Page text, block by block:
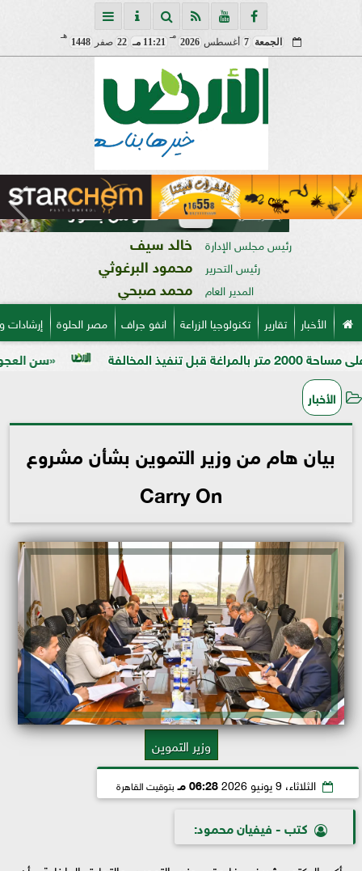
الجمعة 7 أغسطس 2026
مـ
11:21 مـ 22 صفر 1448
هـ
رئيس مجلس الإدارة خالد سيف
رئيس التحرير محمود البرغوثي
المدير العام محمد صبحي
الأخبار تقارير تكنولوجيا الزراعة انفو جراف مصر الحلوة
«سن العجوز» في
الأخبار
بيان هام من وزير التموين بشأن مشروع
Carry On
وزير التموين
الثلاثاء، 9 يونيو 2026 06:28 مـ بتوقيت القاهرة
كتب - فيفيان محمود: